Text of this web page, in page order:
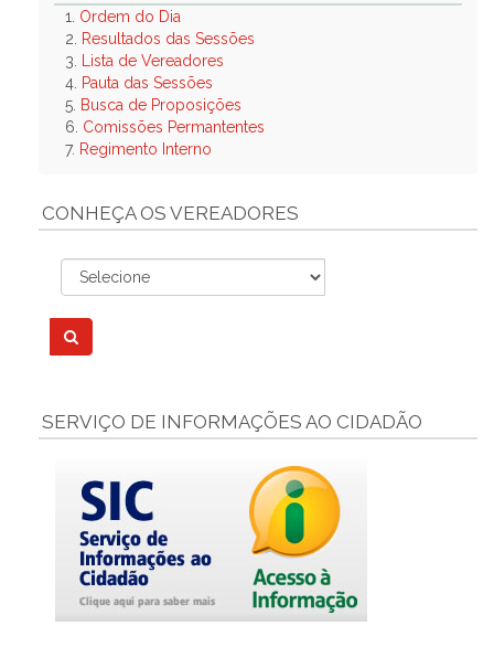
1. Ordem do Dia
2.
Resultados das Sessões
3.
Lista de Vereadores
4. Pauta das Sessões
5. Busca de Proposições
6. Comissões Permantentes
7. Regimento Interno
CONHEÇA OS VEREADORES
SERVIÇO DE INFORMAÇÕES AO CIDADÃO